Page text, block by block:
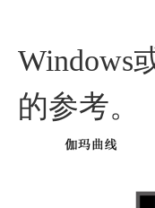
Windows
的参考。